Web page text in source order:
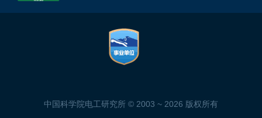
中国科学院电工研究所 © 2003 ~ 2026 版权所有